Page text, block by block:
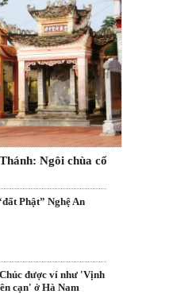
Ngôi chùa cổ
Phật” Nghệ An
được ví như 'Vịnh
cạn' ở Hà Nam